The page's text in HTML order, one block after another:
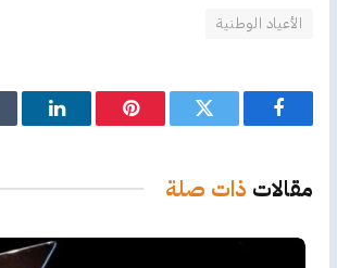
الأعياد الوطنية
فيسبوك تويتر بينتيريستلينكدإن
مقالات ذات صلة